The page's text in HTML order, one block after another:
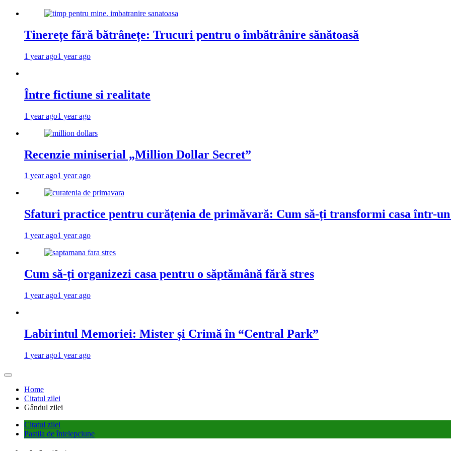
Tinerețe fără bătrânețe: Trucuri pentru o îmbătrânire sănătoasă
1 year ago1 year ago
Între fictiune si realitate
1 year ago1 year ago
Recenzie miniserial „Million Dollar Secret”
1 year ago1 year ago
Sfaturi practice pentru curățenia de primăvară: Cum să-ți transformi casa într-
1 year ago1 year ago
Cum să-ți organizezi casa pentru o săptămână fără stres
1 year ago1 year ago
Labirintul Memoriei: Mister și Crimă în “Central Park”
1 year ago1 year ago
Home
Citatul zilei
Gândul zilei
Citatul zilei
Pastila de întelepciune